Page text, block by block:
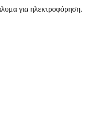
για ηλεκτροφόρηση.